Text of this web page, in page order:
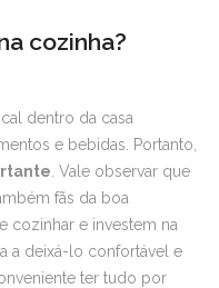
cozinha?
dentro da casa
e bebidas. Portanto,
. Vale observar que
fãs da boa
cozinhar e investem na
a deixá-lo confortável e
ter tudo por